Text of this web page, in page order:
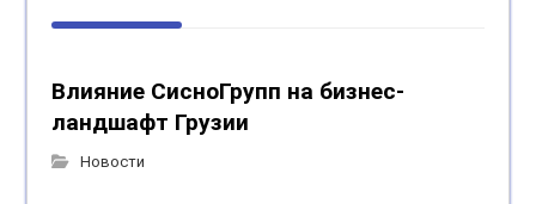
Влияние СисноГрупп на бизнес-
ландшафт Грузии
Новости